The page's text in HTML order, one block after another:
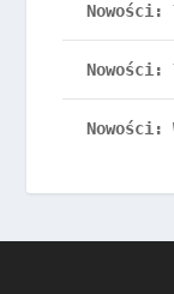
Nowości:
Nowości:
Nowości: